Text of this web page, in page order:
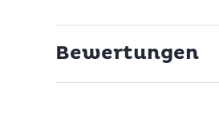
Bewertungen